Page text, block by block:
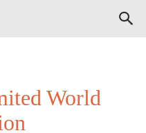
World